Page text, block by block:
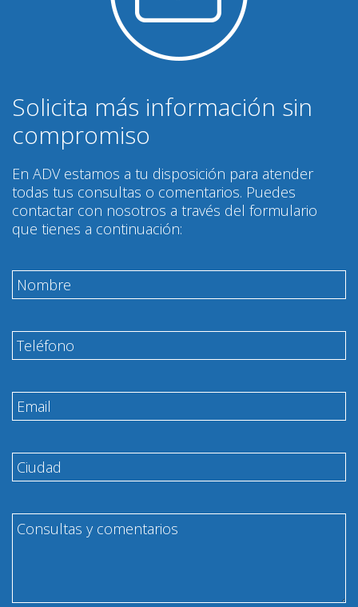
Solicita más información sin
compromiso
En ADV estamos a tu disposición para atender
todas tus consultas o comentarios. Puedes
contactar con nosotros a través del formulario
que tienes a continuación: